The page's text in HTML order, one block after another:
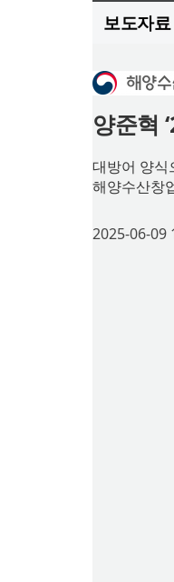
보도자
양준혁
대방어 양식
해양수산창
2025-06-09